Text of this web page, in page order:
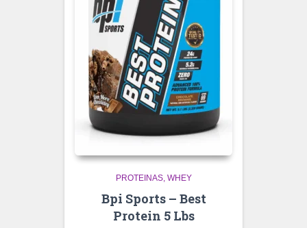
PROTEINAS WHEY
Bpi Sports – Best
Protein 5 Lbs